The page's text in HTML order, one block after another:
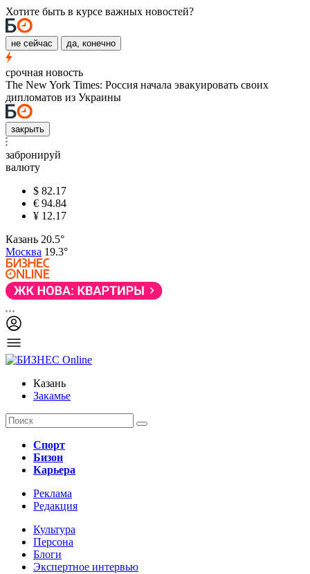
Хотите быть в курсе важных новостей?
не сейчас да, конечно
срочная новость
The New York Times: Россия начала эвакуировать своих
дипломатов из Украины
закрыть
забронируй
валюту
$ 82.17
€ 94.84
¥ 12.17
Казань 20.5°
Москва 19.3°
Казань
Закамье
Спорт
Бизон
Карьера
Реклама
Редакция
Культура
Персона
Блоги
Экспертное интервью